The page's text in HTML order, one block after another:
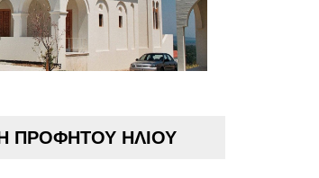
ΠΡΟΦΗΤΟΥ ΗΛΙΟΥ